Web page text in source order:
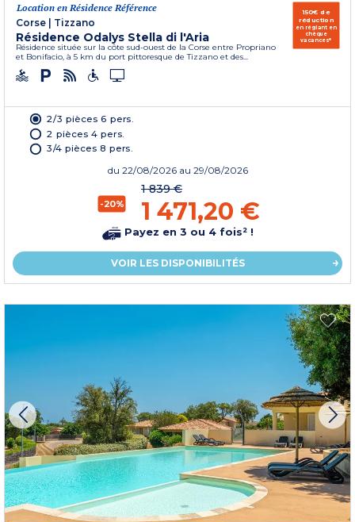
Location en Résidence Référence
Corse
Tizzano
Résidence Odalys Stella di l'Aria
Résidence située sur la côte sud-ouest de la Corse entre Propriano
et Bonifacio, à 5 km du port pittoresque de Tizzano et des...
150€ de
réduction
en réglant en
chèque
vacances*
2/3 pièces 6 pers.
2 pièces 4 pers.
3/4 pièces 8 pers.
du 22/08/2026 au 29/08/2026
-20%
1 839 €
1 471,20 €
Payez en 3 ou 4 fois² !
VOIR LES DISPONIBILITÉS